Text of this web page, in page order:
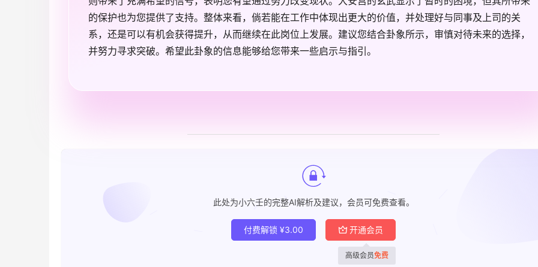
的保护也为您提供了支持。整体来看，倘若能在工作中体现出更大的价值，并处理好与同事及上司的关
系，还是可以有机会获得提升，从而继续在此岗位上发展。建议您结合卦象所示，审慎对待未来的选择，
并努力寻求突破。希望此卦象的信息能够给您带来一些启示与指引。
此处为小六壬的完整AI解析及建议，会员可免费查看。
付费解锁 ¥3.00 开通会员
高级会员免费